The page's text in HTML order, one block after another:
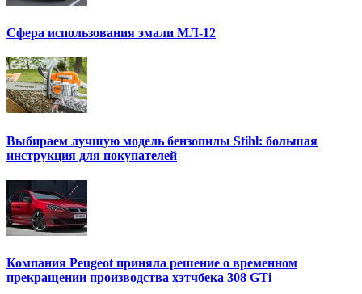
Сфера использования эмали МЛ-12
Выбираем лучшую модель бензопилы Stihl: большая
инструкция для покупателей
Компания Peugeot приняла решение о временном
прекращении производства хэтчбека 308 GTi